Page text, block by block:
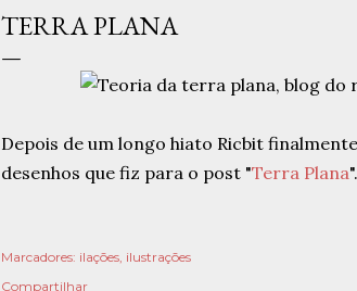
TERRA PLANA
Depois de um longo hiato Ricbit
desenhos que fiz para o post "Terra Plana".
Marcadores: ilações ilustrações
Compartilhar